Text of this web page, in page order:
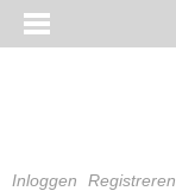
Inloggen Registreren